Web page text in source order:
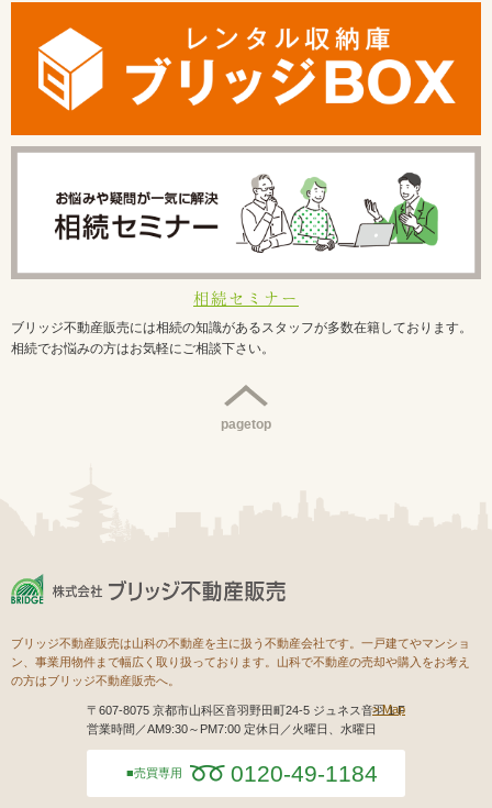
相続セミナー
ブリッジ不動産販売には相続の知識があるスタッフが多数在籍しております。
相続でお悩みの方はお気軽にご相談下さい。
pagetop
ブリッジ不動産販売は山科の不動産を主に扱う不動産会社です。一戸建てやマンショ
ン、事業用物件まで幅広く取り扱っております。山科で不動産の売却や購入をお考え
の方はブリッジ不動産販売へ。
Map
〒607-8075 京都市山科区音羽野田町24-5 ジュネス音羽１F
営業時間／AM9:30～PM7:00 定休日／火曜日、水曜日
売買専用 0120-49-1184